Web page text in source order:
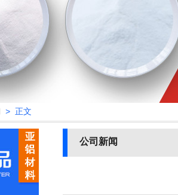
> 正文
公司新闻